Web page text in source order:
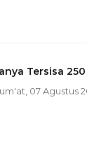
Tersisa
07 Agustus